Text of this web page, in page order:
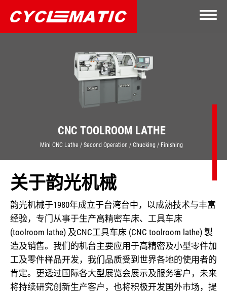
CNC TOOLROOM LATHE
Mini CNC Lathe / Second Operation / Chucking / Finishing
关于韵光机械
韵光机械于1980年成立于台湾台中，以成熟技术与丰富
经验，专门从事于生产高精密车床、工具车床
(toolroom lathe) 及CNC工具车床 (CNC toolroom lathe) 製
造及销售。我们的机台主要应用于高精密及小型零件加
工及零件样品开发，我们品质受到世界各地的使用者的
肯定。更透过国际各大型展览会展示及服务客户，未来
将持续研究创新生产客户，也将积极开发国外市场，提
联络我们
繁體中文 English 简体中文